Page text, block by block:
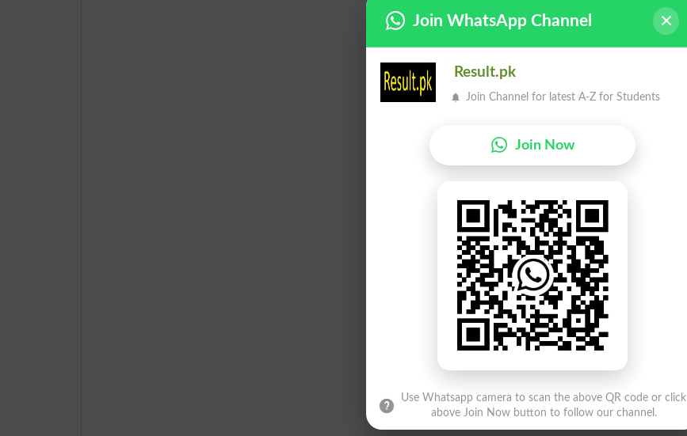
Join WhatsApp Channel
Result.pk
Join Channel for latest A-Z for Students
Join Now
Use Whatsapp camera to scan the above QR code or click
above Join Now button to follow our channel.